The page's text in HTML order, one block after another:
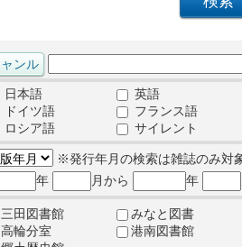
日本語
英語
ドイツ語
フランス語
ロシア語
サイレント
※発行年月の検索は雑誌のみ対
年
月から 年
三田図書館
みなと図書
高輪分室
港南図書館